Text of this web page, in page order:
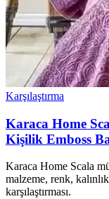
Karşılaştırma
Karaca Home
Kişilik Emboss
Karaca Home Scala
malzeme, renk,
karşılaştırması.